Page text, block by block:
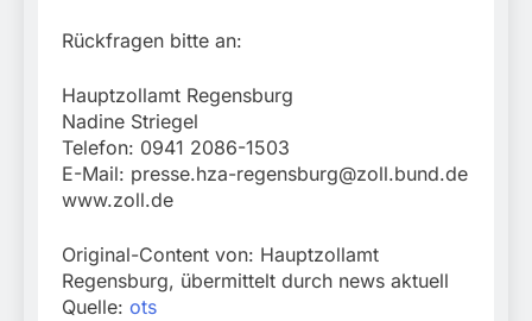
Rückfragen bitte an:
Hauptzollamt Regensburg
Nadine Striegel
Telefon: 0941 2086-1503
E-Mail: presse.hza-regensburg@zoll.bund.de
www.zoll.de
Original-Content von: Hauptzollamt
Regensburg, übermittelt durch news aktuell
Quelle: ots